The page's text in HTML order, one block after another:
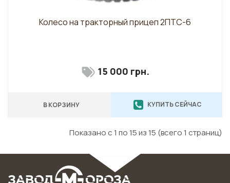
Колесо на тракторный прицеп 2ПТС-6
15 000 грн.
КУПИТЬ СЕЙЧАС
В КОРЗИНУ
Показано с 1 по 15 из 15 (всего 1 страниц)